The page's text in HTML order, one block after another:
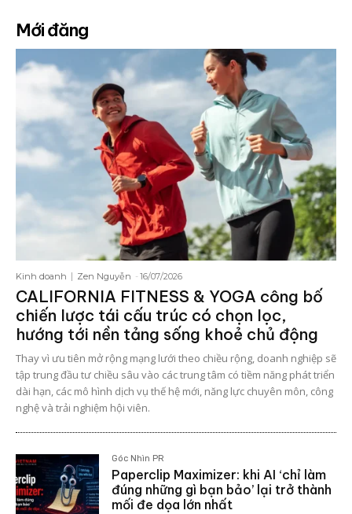
Mới đăng
Kinh doanh Zen Nguyễn - 16/07/2026
CALIFORNIA FITNESS & YOGA công bố
chiến lược tái cấu trúc có chọn lọc,
hướng tới nền tảng sống khoẻ chủ động
Thay vì ưu tiên mở rộng mạng lưới theo chiều rộng, doanh nghiệp sẽ
tập trung đầu tư chiều sâu vào các trung tâm có tiềm năng phát triển
dài hạn, các mô hình dịch vụ thế hệ mới, năng lực chuyên môn, công
nghệ và trải nghiệm hội viên.
Góc Nhìn PR
Paperclip Maximizer: khi AI ‘chỉ làm
đúng những gì bạn bảo’ lại trở thành
mối đe dọa lớn nhất